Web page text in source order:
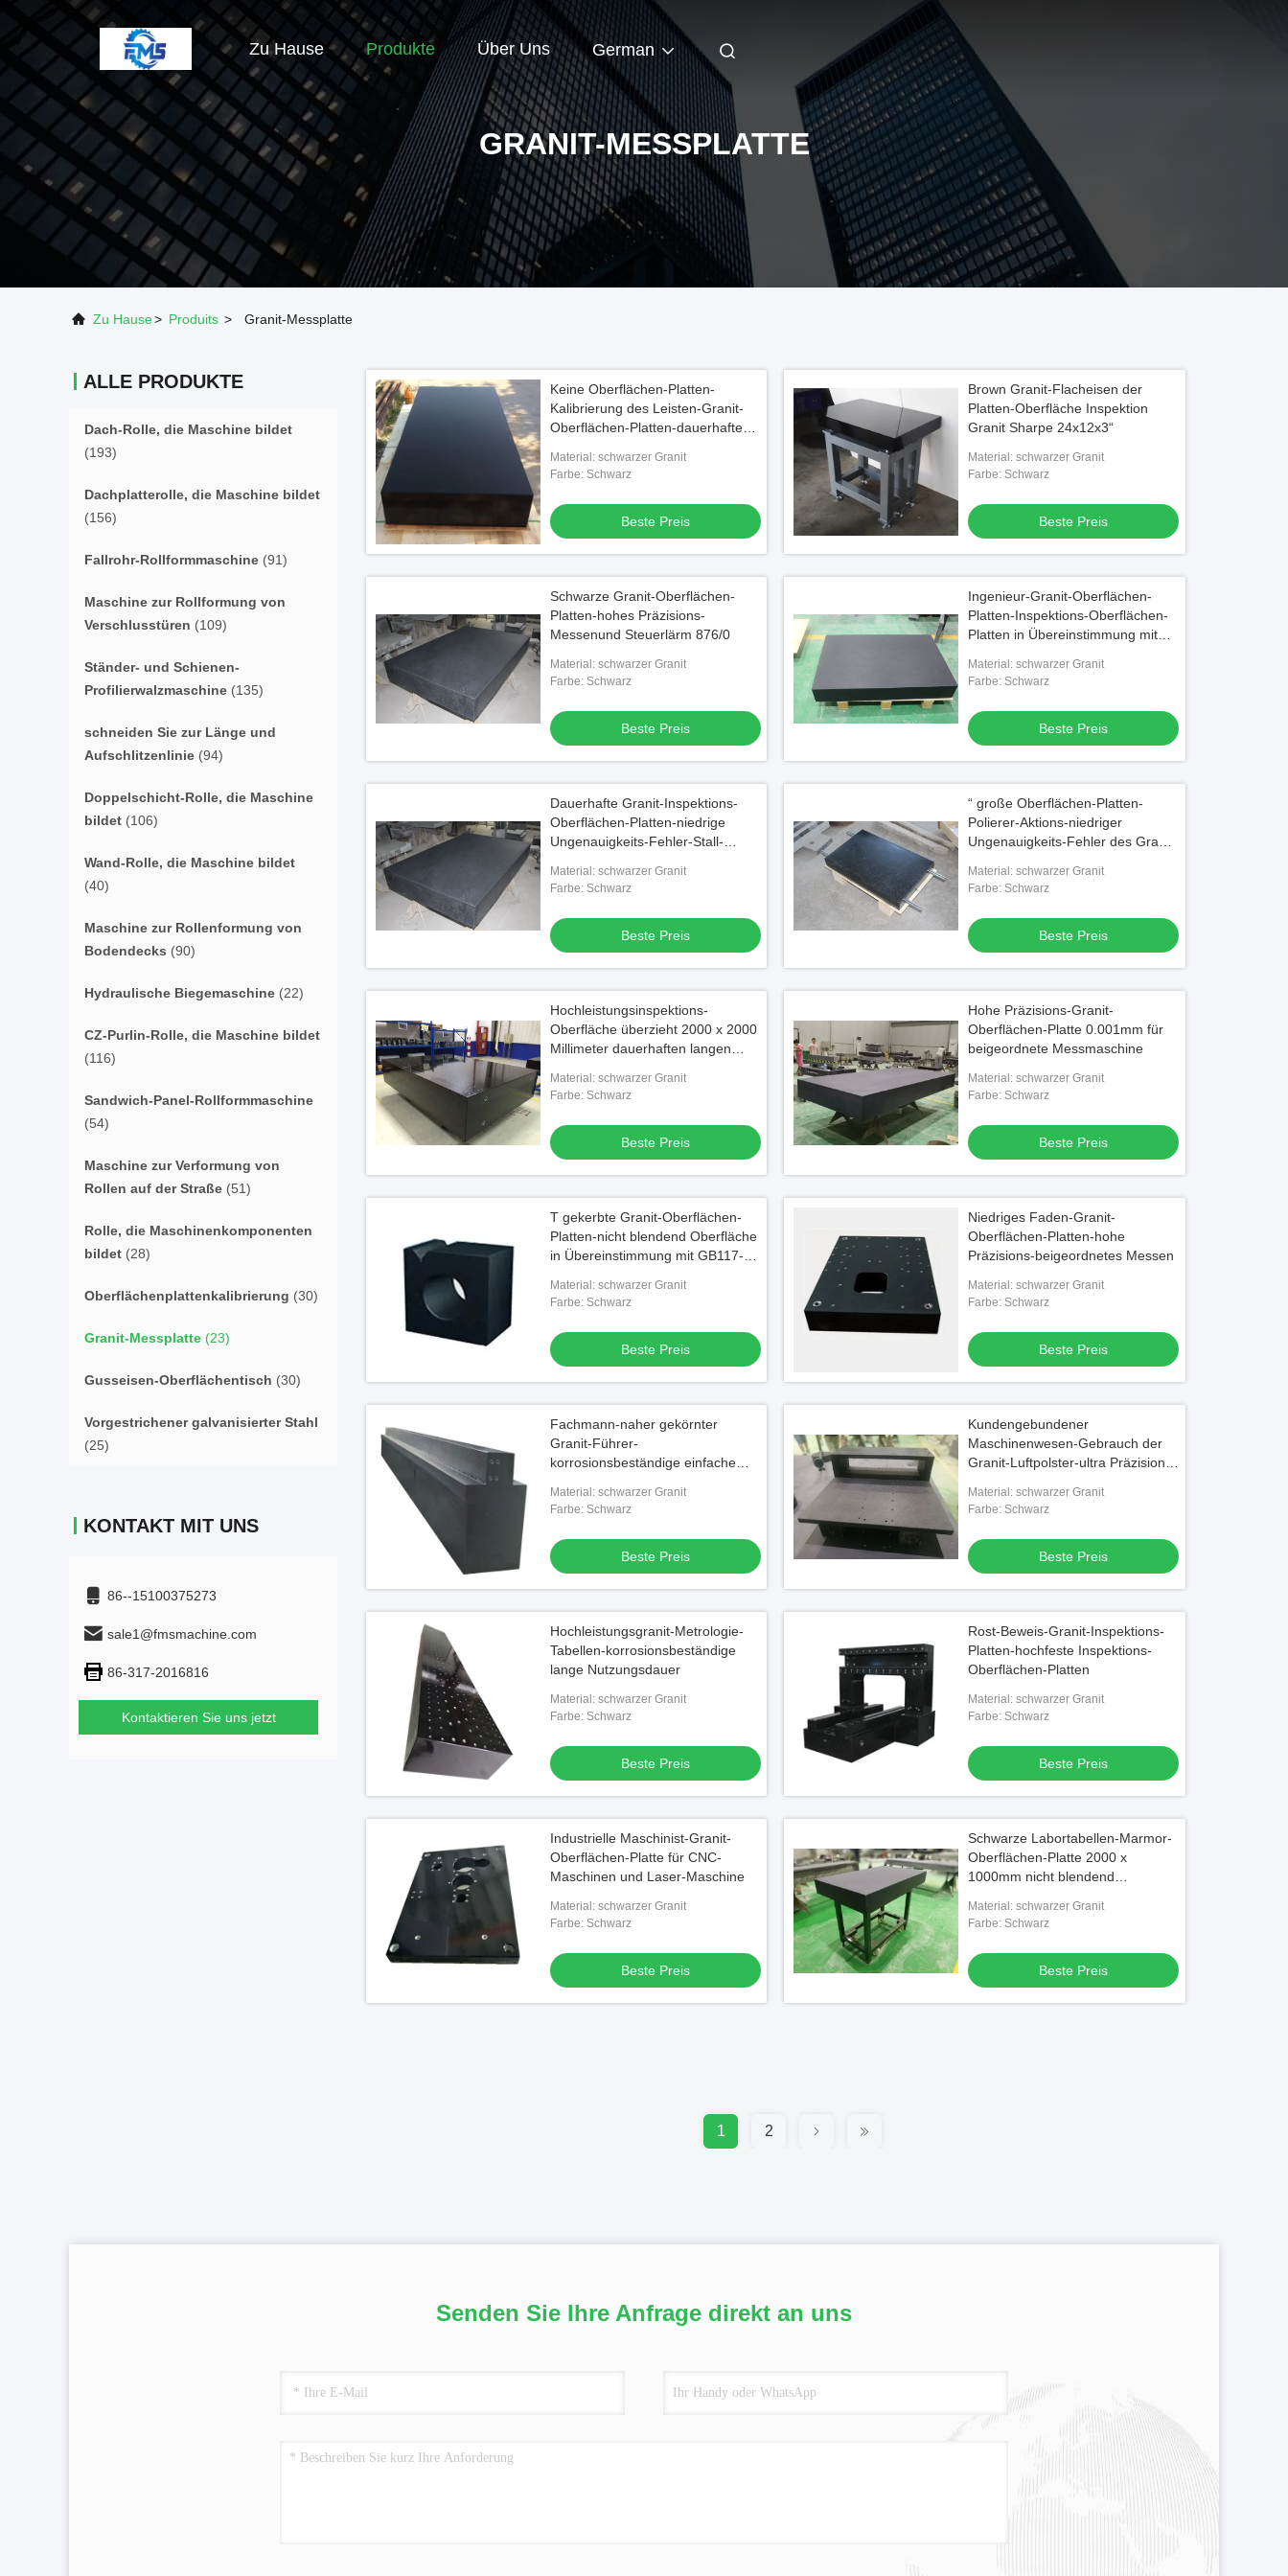
Zu Hause Produkte Über Uns German
GRANIT-MESSPLATTE
Zu Hause> Produits > Granit-Messplatte
ALLE PRODUKTE
Dach-Rolle, die Maschine bildet
(193)
Dachplatterolle, die Maschine bildet
(156)
Fallrohr-Rollformmaschine (91)
Maschine zur Rollformung von
Verschlusstüren (109)
Ständer- und Schienen-
Profilierwalzmaschine (135)
schneiden Sie zur Länge und
Aufschlitzenlinie (94)
Doppelschicht-Rolle, die Maschine
bildet (106)
Wand-Rolle, die Maschine bildet
(40)
Maschine zur Rollenformung von
Bodendecks (90)
Hydraulische Biegemaschine (22)
CZ-Purlin-Rolle, die Maschine bildet
(116)
Sandwich-Panel-Rollformmaschine
(54)
Maschine zur Verformung von
Rollen auf der Straße (51)
Rolle, die Maschinenkomponenten
bildet (28)
Oberflächenplattenkalibrierung (30)
Granit-Messplatte (23)
Gusseisen-Oberflächentisch (30)
Vorgestrichener galvanisierter Stahl
(25)
KONTAKT MIT UNS
86--15100375273
sale1@fmsmachine.com
86-317-2016816
Kontaktieren Sie uns jetzt
Keine Oberflächen-Platten-
Kalibrierung des Leisten-Granit-
Oberflächen-Platten-dauerhafte
Material: schwarzer Granit
Farbe: Schwarz
Beste Preis
Brown Granit-Flacheisen der
Platten-Oberfläche Inspektion
Granit Sharpe 24x12x3“
Material: schwarzer Granit
Farbe: Schwarz
Beste Preis
Schwarze Granit-Oberflächen-
Platten-hohes Präzisions-
Messenund Steuerlärm 876/0
Material: schwarzer Granit
Farbe: Schwarz
Beste Preis
Ingenieur-Granit-Oberflächen-
Platten-Inspektions-Oberflächen-
Platten in Übereinstimmung mit
Material: schwarzer Granit
Farbe: Schwarz
Beste Preis
Dauerhafte Granit-Inspektions-
Oberflächen-Platten-niedrige
Ungenauigkeits-Fehler-Stall-
Material: schwarzer Granit
Farbe: Schwarz
Beste Preis
“ große Oberflächen-Platten-
Polierer-Aktions-niedriger
Ungenauigkeits-Fehler des Granit-
Material: schwarzer Granit
Farbe: Schwarz
Beste Preis
Hochleistungsinspektions-
Oberfläche überzieht 2000 x 2000
Millimeter dauerhaften langen
Material: schwarzer Granit
Farbe: Schwarz
Beste Preis
Hohe Präzisions-Granit-
Oberflächen-Platte 0.001mm für
beigeordnete Messmaschine
Material: schwarzer Granit
Farbe: Schwarz
Beste Preis
T gekerbte Granit-Oberflächen-
Platten-nicht blendend Oberfläche
in Übereinstimmung mit GB117-
Material: schwarzer Granit
Farbe: Schwarz
Beste Preis
Niedriges Faden-Granit-
Oberflächen-Platten-hohe
Präzisions-beigeordnetes Messen
Material: schwarzer Granit
Farbe: Schwarz
Beste Preis
Fachmann-naher gekörnter
Granit-Führer-
korrosionsbeständige einfache
Material: schwarzer Granit
Farbe: Schwarz
Beste Preis
Kundengebundener
Maschinenwesen-Gebrauch der
Granit-Luftpolster-ultra Präzisions-
Material: schwarzer Granit
Farbe: Schwarz
Beste Preis
Hochleistungsgranit-Metrologie-
Tabellen-korrosionsbeständige
lange Nutzungsdauer
Material: schwarzer Granit
Farbe: Schwarz
Beste Preis
Rost-Beweis-Granit-Inspektions-
Platten-hochfeste Inspektions-
Oberflächen-Platten
Material: schwarzer Granit
Farbe: Schwarz
Beste Preis
Industrielle Maschinist-Granit-
Oberflächen-Platte für CNC-
Maschinen und Laser-Maschine
Material: schwarzer Granit
Farbe: Schwarz
Beste Preis
Schwarze Labortabellen-Marmor-
Oberflächen-Platte 2000 x
1000mm nicht blendend
Material: schwarzer Granit
Farbe: Schwarz
Beste Preis
1 2
Senden Sie Ihre Anfrage direkt an uns